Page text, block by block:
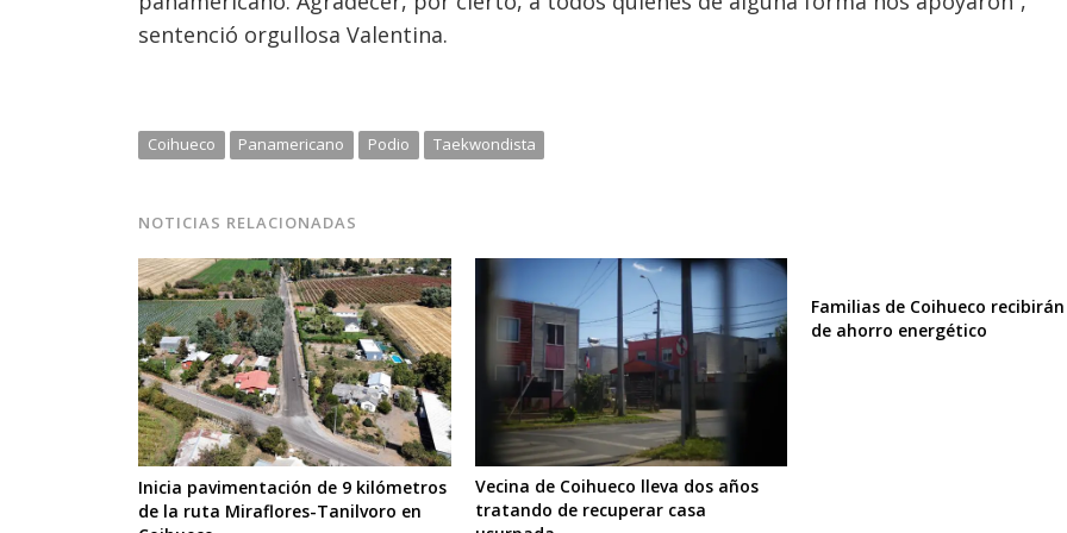
sentenció orgullosa Valentina.
Coihueco Panamericano Podio Taekwondista
NOTICIAS RELACIONADAS
Inicia pavimentación de 9 kilómetros
de la ruta Miraflores-Tanilvoro en
Vecina de Coihueco lleva dos años
tratando de recuperar casa
Familias de Coihueco
de ahorro energético